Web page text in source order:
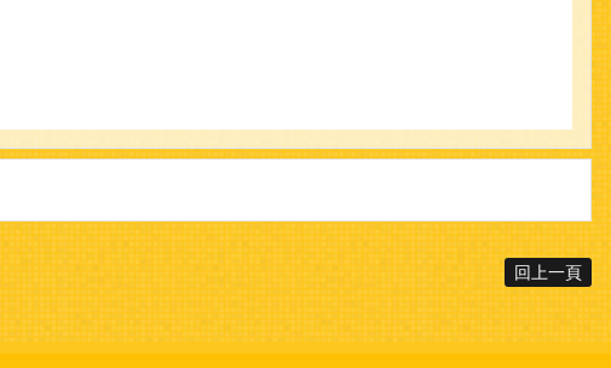
回上一頁